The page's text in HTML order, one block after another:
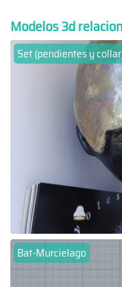
Modelos 3d
Set (pendientes y
Bat-Murcielago